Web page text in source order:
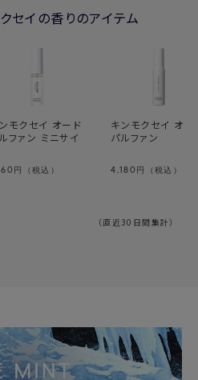
セイの香りのアイテム
モクセイ オード
ファン ミニサイ
円（税込）
キンモクセイ オー
パルファン
4,180 円（税込）
（直近30日間集計）